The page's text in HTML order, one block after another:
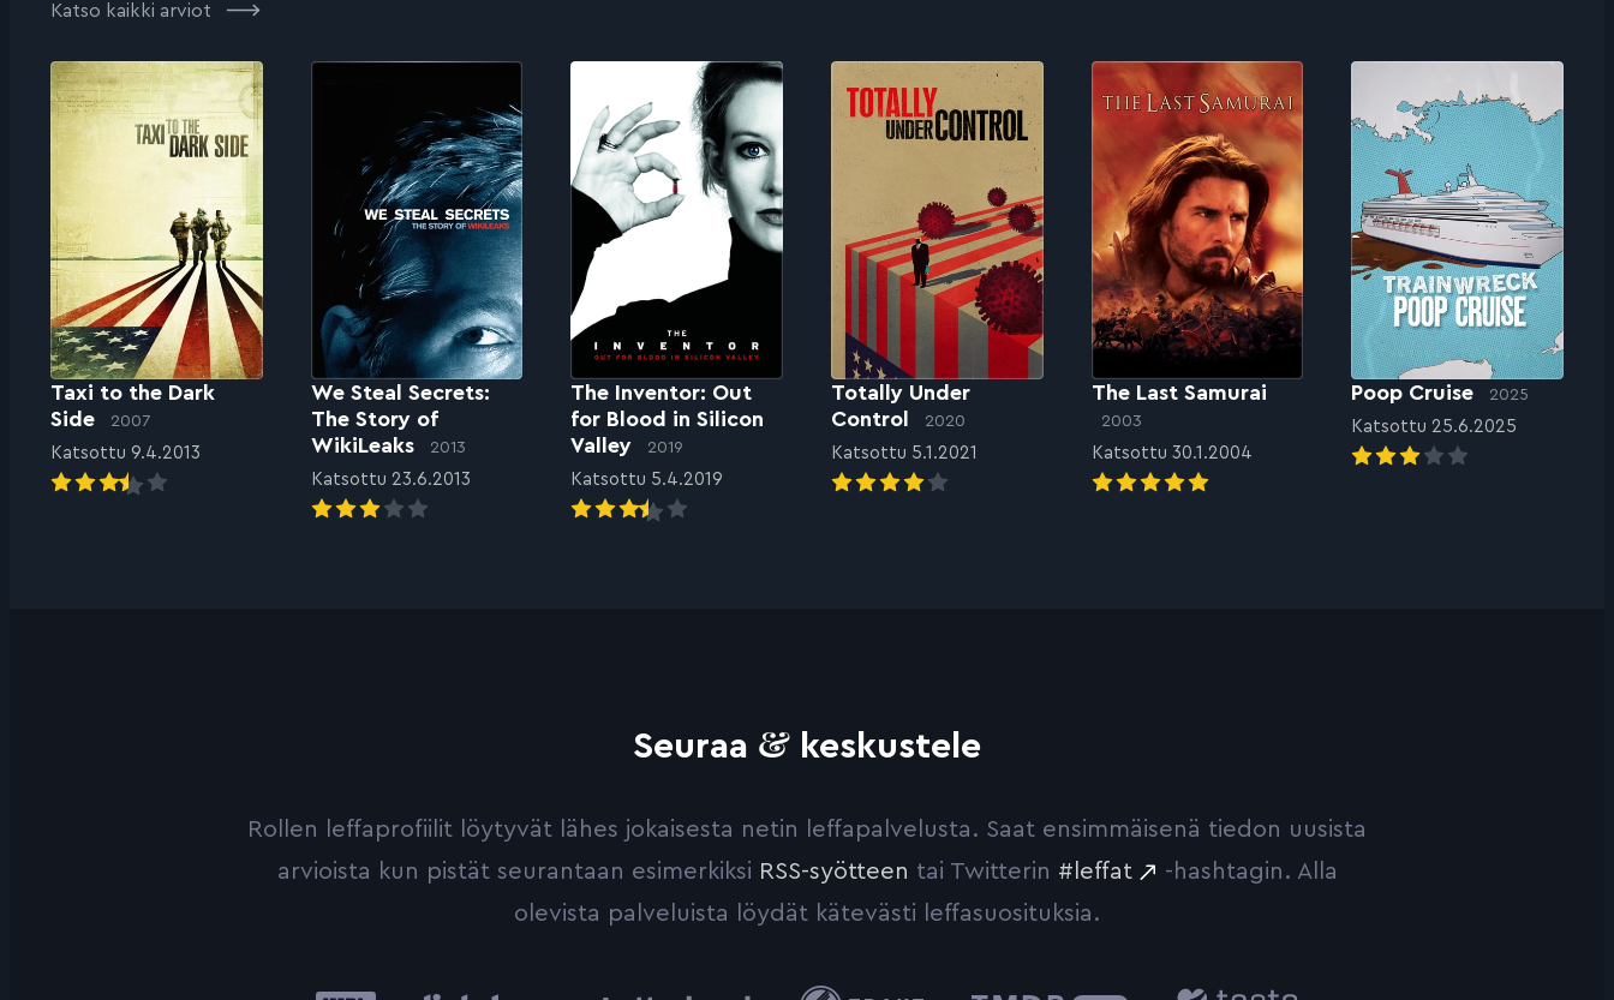
Katso kaikki arviot
Taxi to the Dark
Side
2007
Katsottu 9.4.2013
We Steal Secrets:
The Story of
WikiLeaks
2013
Katsottu 23.6.2013
The Inventor: Out
for Blood in Silicon
Valley
2019
Katsottu 5.4.2019
Totally Under
Control
2020
Katsottu 5.1.2021
The Last Samurai
2003
Katsottu 30.1.2004
Poop Cruise 2025
Katsottu 25.6.2025
Seuraa & keskustele
Rollen leffaprofiilit löytyvät lähes jokaisesta netin leffapalvelusta. Saat ensimmäisenä tiedon uusista
arvioista kun pistät seurantaan esimerkiksi RSS-syötteen tai Twitterin #leffat
-hashtagin. Alla
olevista palveluista löydät kätevästi leffasuosituksia.